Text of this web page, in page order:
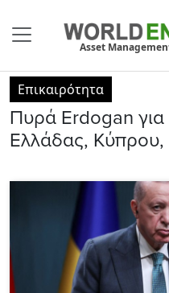
Asset
Επικαιρότητα
Πυρά Erdogan για
Ελλάδας, Κύπρου,